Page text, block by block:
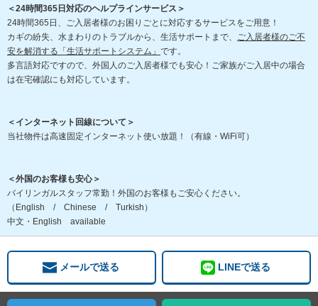
＜24時間365日対応のヘルプラインサービス＞
24時間365日、ご入居者様のお困りごとに対応するサービスをご用意！
カギの紛失、水まわりのトラブルから、生活サポートまで、 ご入居者様のご不
安を解消する「生活サポートシステム」 です。
多言語対応ですので、外国人のご入居者様でも安心！ご家族がご入居中の場合
は在宅確認にも対応しています。
＜インターネット回線について＞
当社物件は高速固定インターネット使い放題！（有線・WiFi可）
＜外国のお客様も安心＞
バイリンガルスタッフ常勤！外国のお客様もご安心ください。
（English / Chinese / Turkish）
中文・English available
メールで送る LINEで送る